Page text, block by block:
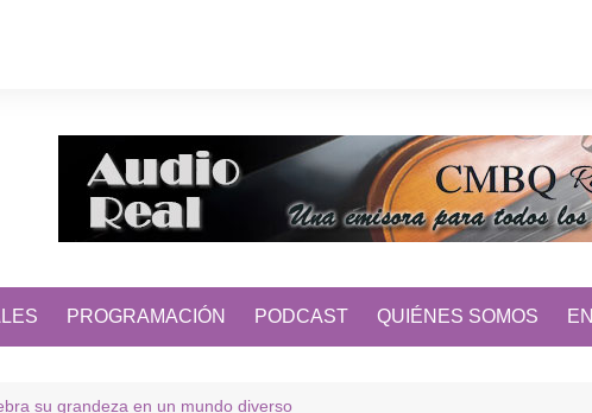
PROGRAMACIÓN PODCAST QUIÉNES SOMOS
su grandeza en un mundo diverso